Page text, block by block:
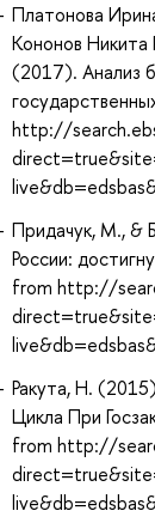
Платонова
Кононов Никита
(2017). Анализ
http://
Придачук, М., &
России:
from http://
Ракута, Н.
Цикла При
from http://